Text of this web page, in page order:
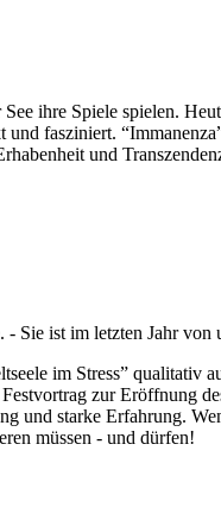
ihre Spiele spielen.
fasziniert.
und
Sie ist im letzten Jahr
im Stress” qualitativ
zur Eröffnung
und starke Erfahrung.
müssen - und dürfen!